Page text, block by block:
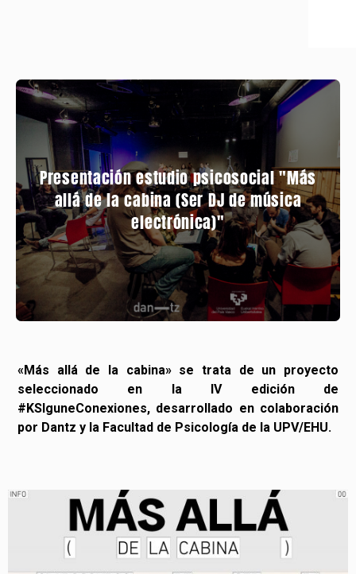
Presentación estudio psicosocial "Más
allá de la cabina (Ser DJ de música
electrónica)"
«Más allá de la cabina» se trata de un proyecto
seleccionado en la IV edición de
#KSIguneConexiones, desarrollado en colaboración
por Dantz y la Facultad de Psicología de la UPV/EHU.